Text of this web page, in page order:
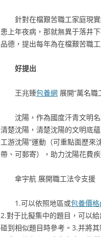
針對在檔艱苦職工家庭現
患上年夜病，那就無異于落井
品德，提出每年為在檔艱苦職
好提出
王兆臻包養網 展開“萬名職
沈陽，作為國度汗青文明
清楚沈陽，清楚沈陽的文明底
工游沈陽”運動（可重點面歷來
帶、可郵寄），助力沈陽花費
傘宇航 展開職工法令支援
1.可以依照地區或包養價
2.對于比擬集中的題目，可以
碰到相似題目時參考。3.并將